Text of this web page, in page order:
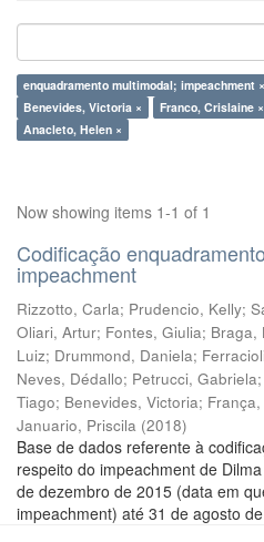
enquadramento multimodal; impeachment ×
Benevides, Victoria ×
Franco, Crislaine ×
Anacleto, Helen ×
Now showing items 1-1 of 1
Codificação
impeachment
Rizzotto, Carla; Prudencio, Kelly;
Oliari, Artur; Fontes, Giulia; Braga,
Luiz; Drummond, Daniela;
Neves, Dédallo; Petrucci, Gabriela;
Tiago; Benevides, Victoria;
Januario, Priscila (2018)
Base de dados referente à
respeito do impeachment de
de dezembro de 2015 (data em
impeachment) até 31 de agosto